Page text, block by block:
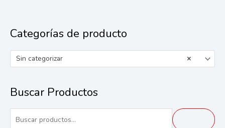
Categorías de producto
×
Sin categorizar
Buscar Productos